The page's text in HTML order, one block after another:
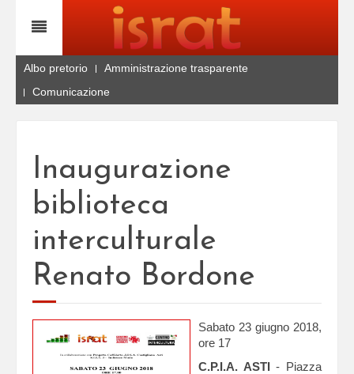
Albo pretorio
Amministrazione trasparente
Comunicazione
Inaugurazione
biblioteca
interculturale
Renato Bordone
Sabato 23 giugno 2018,
ore 17
C.P.I.A. ASTI- Piazza